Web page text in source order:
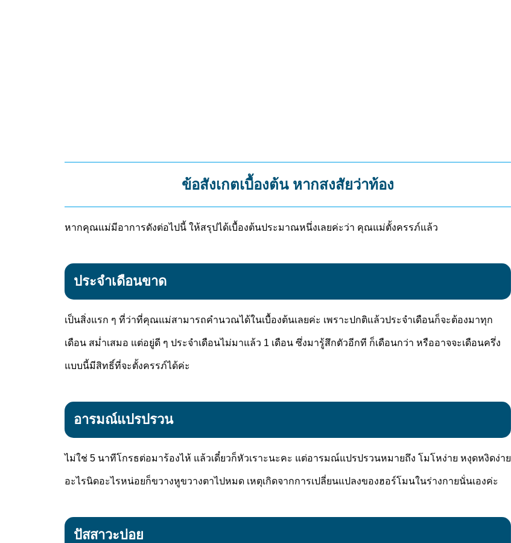
ข้อสังเกตเบื้องต้น หากสงสัยว่าท้อง
หากคุณแม่มีอาการดังต่อไปนี้ ให้สรุปได้เบื้องต้นประมาณหนึ่งเลยค่ะว่า คุณแม่ตั้งครรภ์แล้ว
ประจำเดือนขาด
เป็นสิ่งแรก ๆ ที่ว่าที่คุณแม่สามารถคำนวณได้ในเบื้องต้นเลยค่ะ เพราะปกติแล้วประจำเดือนก็จะต้องมาทุก
เดือน สม่ำเสมอ แต่อยู่ดี ๆ ประจำเดือนไม่มาแล้ว 1 เดือน ซึ่งมารู้สึกตัวอีกที ก็เดือนกว่า หรืออาจจะเดือนครึ่ง
แบบนี้มีสิทธิ์ที่จะตั้งครรภ์ได้ค่ะ
อารมณ์แปรปรวน
ไม่ใช่ 5 นาทีโกรธต่อมาร้องไห้ แล้วเดี๋ยวก็หัวเราะนะคะ แต่อารมณ์แปรปรวนหมายถึง โมโหง่าย หงุดหงิดง่าย
อะไรนิดอะไรหน่อยก็ขวางหูขวางตาไปหมด เหตุเกิดจากการเปลี่ยนแปลงของฮอร์โมนในร่างกายนั่นเองค่ะ
ปัสสาวะบ่อย